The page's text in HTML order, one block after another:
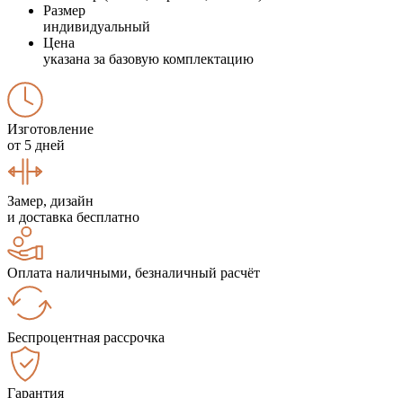
Размер
индивидуальный
Цена
указана за базовую комплектацию
Изготовление
от 5 дней
Замер, дизайн
и доставка бесплатно
Оплата наличными, безналичный расчёт
Беспроцентная рассрочка
Гарантия